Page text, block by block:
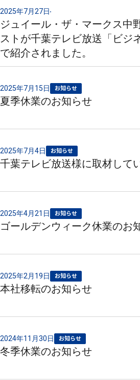
2025年7月27日
ジュイール・ザ・マークス
ストが千葉テレビ放送「ビジ
で紹介されました。
2025年7月15日 お知らせ
夏季休業のお知らせ
2025年7月4日 お知らせ
千葉テレビ放送様に取材して
2025年4月21日 お知らせ
ゴールデンウィーク休業のお
2025年2月19日 お知らせ
本社移転のお知らせ
2024年11月30日 お知らせ
冬季休業のお知らせ